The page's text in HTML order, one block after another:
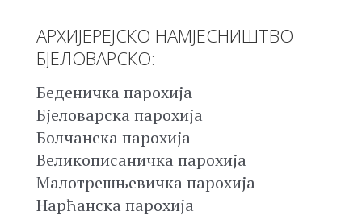
АРХИЈЕРЕЈСКО НАМЈЕСНИШТВО
БЈЕЛОВАРСКО:
Беденичка парохија
Бјеловарска парохија
Болчанска парохија
Великописаничка парохија
Малотрешњевичка парохија
Нарћанска парохија